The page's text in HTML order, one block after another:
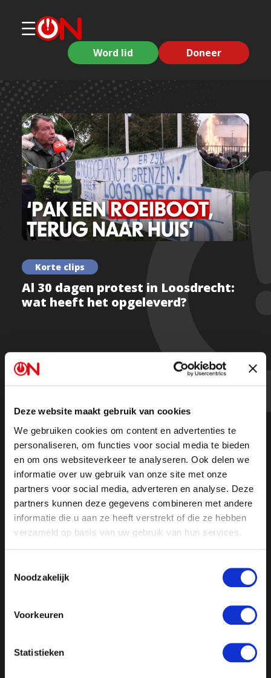
Deze website maakt gebruik van cookies
We gebruiken cookies om content en advertenties te
personaliseren, om functies voor social media te bieden
en om ons websiteverkeer te analyseren. Ook delen we
informatie over uw gebruik van onze site met onze
partners voor social media, adverteren en analyse. Deze
partners kunnen deze gegevens combineren met andere
informatie die u aan ze heeft verstrekt of die ze hebben
verzameld op basis van uw gebruik van hun services.
Noodzakelijk
Voorkeuren
Statistieken
Word lid Doneer
Korte clips
Al 30 dagen protest in Loosdrecht:
wat heeft het opgeleverd?
Al 30 dagen wordt er gedemonstreerd in Loosdrecht
tegen de noodopvang. Wat voor effect hebben de
peilde de stemming onder de demonstranten.
// //